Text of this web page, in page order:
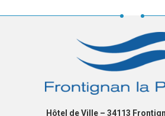
Hôtel de Ville – 34113